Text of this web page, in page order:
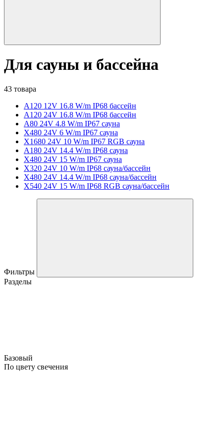
Для сауны и бассейна
43 товара
A120 12V 16.8 W/m IP68 бассейн
A120 24V 16.8 W/m IP68 бассейн
A80 24V 4.8 W/m IP67 сауна
X480 24V 6 W/m IP67 сауна
X1680 24V 10 W/m IP67 RGB сауна
A180 24V 14.4 W/m IP68 сауна
X480 24V 15 W/m IP67 сауна
X320 24V 10 W/m IP68 сауна/бассейн
X480 24V 14.4 W/m IP68 сауна/бассейн
X540 24V 15 W/m IP68 RGB сауна/бассейн
Фильтры
Разделы
Базовый
По цвету свечения